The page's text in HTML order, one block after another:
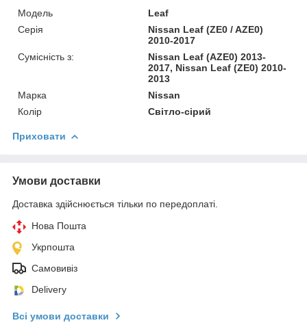
Модель
Leaf
Серія
Nissan Leaf (ZE0 / AZE0)
2010-2017
Сумісність з:
Nissan Leaf (AZE0) 2013-
2017, Nissan Leaf (ZE0) 2010-
2013
Марка
Nissan
Колір
Світло-сірий
Приховати
Умови доставки
Доставка здійснюється тільки по передоплаті.
Нова Пошта
Укрпошта
Самовивіз
Delivery
Всі умови доставки